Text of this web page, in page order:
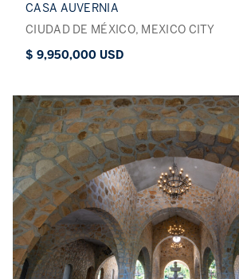
CASA AUVERNIA
CIUDAD DE MÉXICO, MEXICO CITY
$ 9,950,000 USD